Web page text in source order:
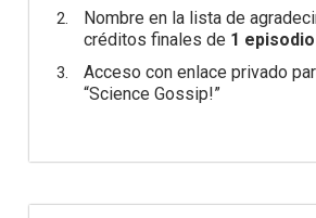
Nombre en la lista de
créditos finales de 1 episodio
Acceso con enlace privado
“Science Gossip!”